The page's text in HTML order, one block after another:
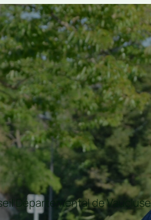
Départemental de